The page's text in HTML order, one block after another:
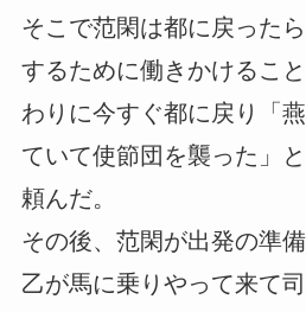
そこで范閑は都に戻った
するために働きかけるこ
わりに今すぐ都に戻り「
ていて使節団を襲った」
頼んだ。
その後、范閑が出発の準
乙が馬に乗りやって来て